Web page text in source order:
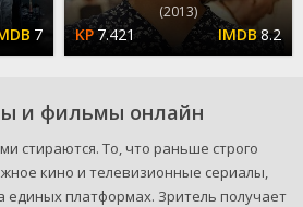
7
(2013)
7.421 8.2
и фильмы онлайн
стираются. То, что раньше строго
кино и телевизионные сериалы,
единых платформах. Зритель получает